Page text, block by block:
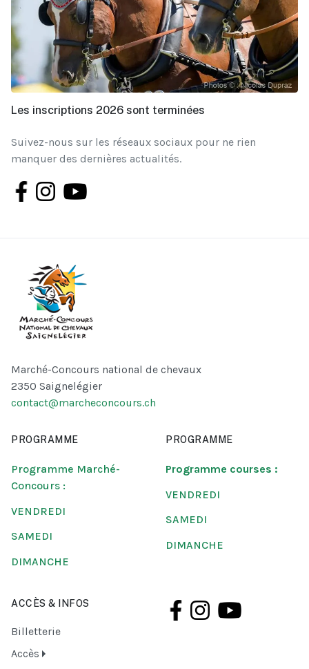
Les inscriptions 2026 sont terminées
Suivez-nous sur les réseaux sociaux pour ne rien
manquer des dernières actualités.
Marché-Concours national de chevaux
2350 Saignelégier
contact@marcheconcours.ch
PROGRAMME
Programme Marché-
Concours :
VENDREDI
SAMEDI
DIMANCHE
PROGRAMME
Programme courses :
VENDREDI
SAMEDI
DIMANCHE
ACCÈS & INFOS
Billetterie
Accès